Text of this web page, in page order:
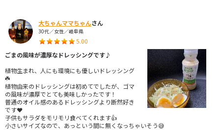
大ちゃんママちゃんさん
30代／女性／岐阜県
5.00
ごまの風味が濃厚なドレッシングです♪
植物生まれ、人にも環境にも優しいドレッシング
☘️
植物由来のドレッシングは初めてでしたが、ゴマ
の風味が濃厚でとても美味しかったです！
普通のオイル感のあるドレッシングより断然好き
です❤️
子供もサラダをモリモリ食べてくれます👍
小さいサイズなので、あっという間に無くなっちゃいそう😅